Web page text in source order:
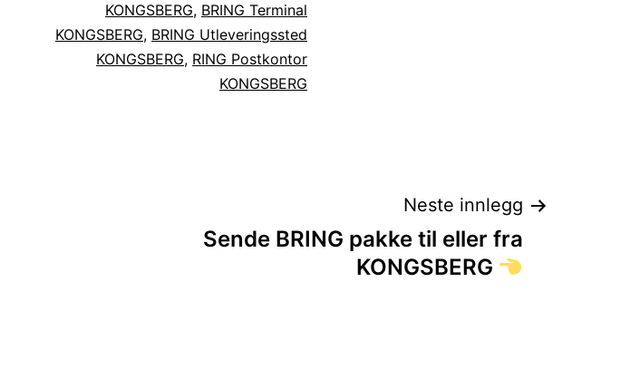
KONGSBERG, BRING Terminal
KONGSBERG, BRING Utleveringssted
KONGSBERG, RING Postkontor
KONGSBERG
Neste innlegg
Sende BRING pakke til eller fra
KONGSBERG